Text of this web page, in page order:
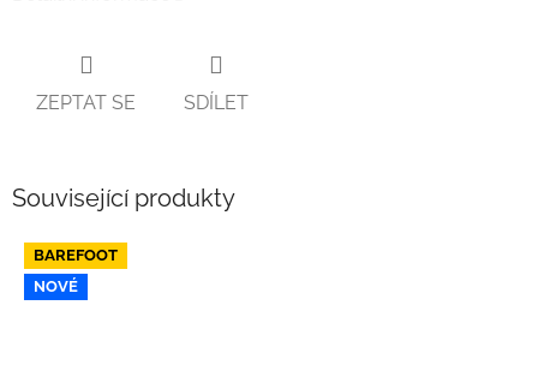
ZEPTAT SE SDÍLET
Související produkty
BAREFOOT
NOVÉ